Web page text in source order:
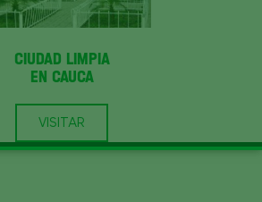
CIUDAD LIMPIA
EN CAUCA
VISITAR